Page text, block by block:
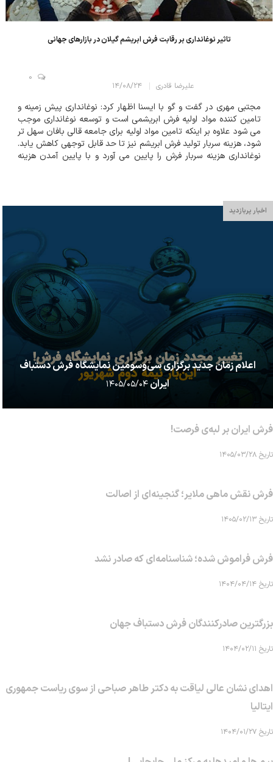
تاثیر نوغانداری بر رقابت فرش ابریشم گیلان در بازارهای جهانی
علیرضا قادری ۱۴/۰۸/۲۴
0
مجتبی مهری در گفت و گو با ایسنا اظهار کرد: نوغانداری پیش زمینه و
تامین کننده مواد اولیه فرش ابریشمی است و توسعه نوغانداری موجب
می شود علاوه بر اینکه تامین مواد اولیه برای جامعه قالی بافان سهل تر
شود، هزینه سربار تولید فرش ابریشم نیز تا حد قابل توجهی کاهش یابد.
نوغانداری هزینه سربار فرش را پایین می آورد و با پایین آمدن هزینه
اخبار پربازدید
اعلام زمان جدید برگزاری سی‌وسومین نمایشگاه فرش دستباف
ایران۱۴۰۵/۰۵/۰۴
فرش ایران بر لبه‌ی فرصت!
تاریخ ۱۴۰۵/۰۳/۲۸
فرش نقش ماهی‌ ملایر؛ گنجینه‌ای از اصالت
تاریخ ۱۴۰۵/۰۲/۱۳
فرش فراموش شده؛ شناسنامه‌ای که صادر نشد
تاریخ ۱۴۰۴/۰۴/۱۴
بزرگترین صادرکنندگان فرش دستباف جهان
تاریخ ۱۴۰۴/۰۲/۱۱
اهدای نشان عالی لیاقت به دکتر طاهر صباحی از سوی ریاست جمهوری
ایتالیا
تاریخ ۱۴۰۴/۰۱/۲۷